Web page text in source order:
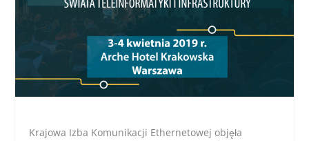
Krajowa Izba Komunikacji Ethernetowej objęła